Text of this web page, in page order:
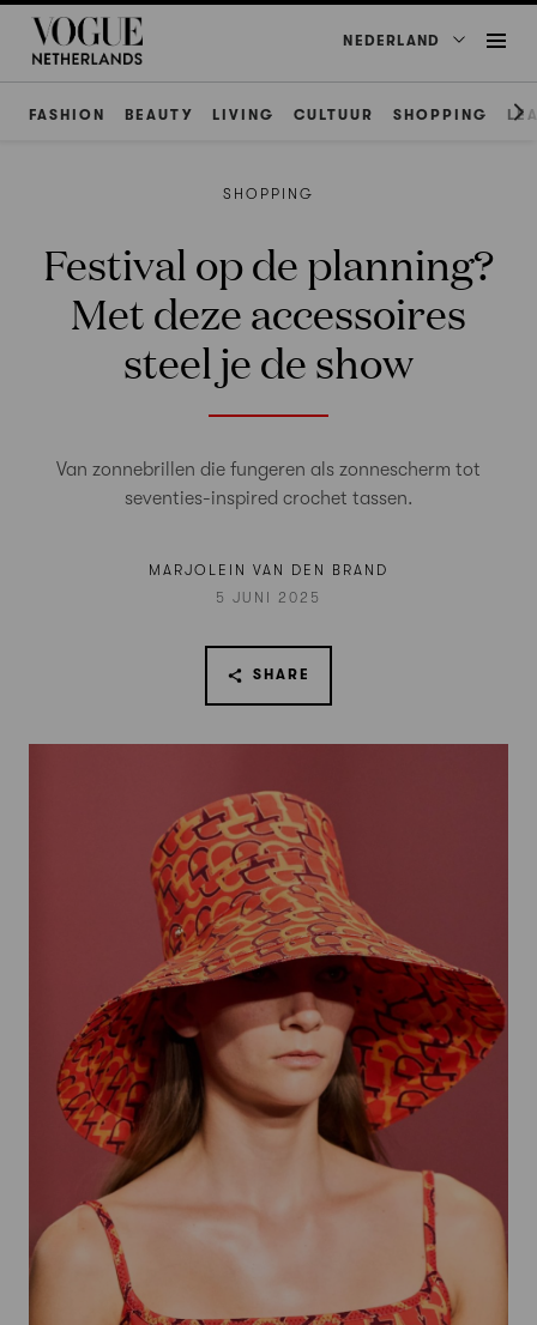
NEDERLAND
FASHION BEAUTY LIVING CULTUUR SHOPPING
SHOPPING
Festival op de planning?
Met deze accessoires
steel je de show
Van zonnebrillen die fungeren als zonnescherm tot
seventies-inspired crochet tassen.
MARJOLEIN VAN DEN BRAND
5 JUNI 2025
SHARE